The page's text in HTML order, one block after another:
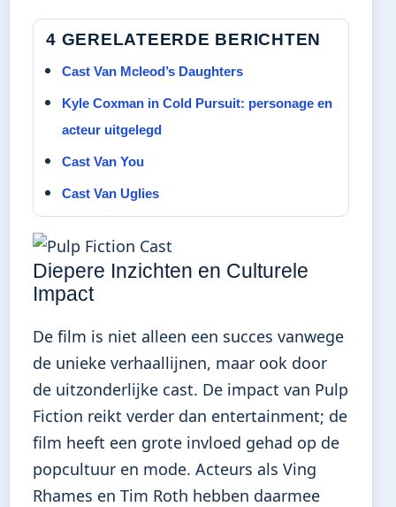
4 GERELATEERDE BERICHTEN
Cast Van Mcleod’s Daughters
Kyle Coxman in Cold Pursuit: personage en
acteur uitgelegd
Cast Van You
Cast Van Uglies
Diepere Inzichten en Culturele
Impact
De film is niet alleen een succes vanwege
de unieke verhaallijnen, maar ook door
de uitzonderlijke cast. De impact van Pulp
Fiction reikt verder dan entertainment; de
film heeft een grote invloed gehad op de
popcultuur en mode. Acteurs als Ving
Rhames en Tim Roth hebben daarmee